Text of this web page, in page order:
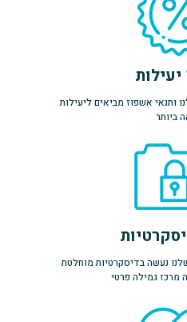
ותנאי אשפוז מביאים ליעילות
ביותר
נעשה בדיסקרטיות מוחלטת
מרכז גמילה פרטי